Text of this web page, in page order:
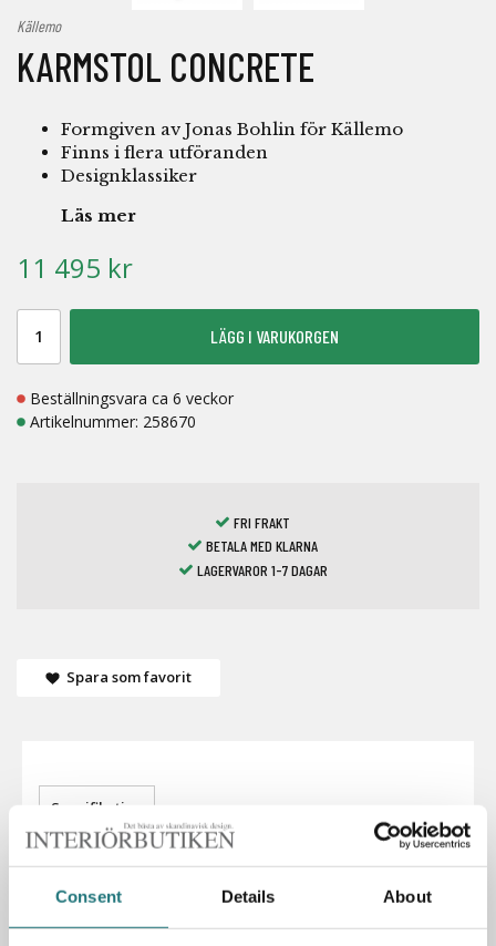
Consent Details About
Källemo
KARMSTOL CONCRETE
Formgiven av Jonas Bohlin för Källemo
Finns i flera utföranden
Designklassiker
Läs mer
11 495 kr
LÄGG I VARUKORGEN
Beställningsvara ca 6 veckor
Artikelnummer: 258670
FRI FRAKT
BETALA MED KLARNA
LAGERVAROR 1-7 DAGAR
Spara som favorit
Specifikation
Bredd: 49/53 cm